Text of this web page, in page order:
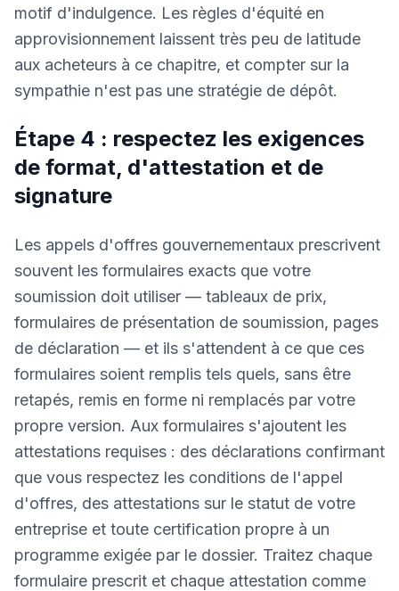
motif d'indulgence. Les règles d'équité en
approvisionnement laissent très peu de latitude
aux acheteurs à ce chapitre, et compter sur la
sympathie n'est pas une stratégie de dépôt.
Étape 4 : respectez les exigences
de format, d'attestation et de
signature
Les appels d'offres gouvernementaux prescrivent
souvent les formulaires exacts que votre
soumission doit utiliser — tableaux de prix,
formulaires de présentation de soumission, pages
de déclaration — et ils s'attendent à ce que ces
formulaires soient remplis tels quels, sans être
retapés, remis en forme ni remplacés par votre
propre version. Aux formulaires s'ajoutent les
attestations requises : des déclarations confirmant
que vous respectez les conditions de l'appel
d'offres, des attestations sur le statut de votre
entreprise et toute certification propre à un
programme exigée par le dossier. Traitez chaque
formulaire prescrit et chaque attestation comme